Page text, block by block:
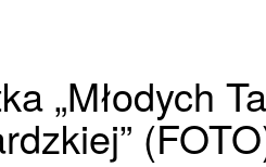
„Młodych